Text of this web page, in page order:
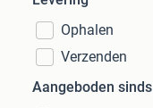
Ophalen
Verzenden
Aangeboden sinds